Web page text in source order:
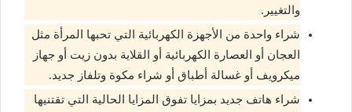
والتغيير.
شراء واحدة من الأجهزة الكهربائية التي تحبها المرأة مثل
العجان أو العصارة الكهربائية أو القلاية بدون زيت أو جهاز
ميكرويف أو غسالة أطباق أو شراء مكوة وتلفاز جديد.
شراء هاتف جديد بمزايا تفوق المزايا الحالية التي تقتنيها